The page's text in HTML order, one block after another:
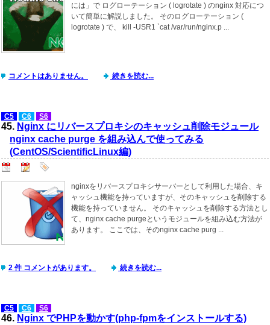
には」で ログローテーション ( logrotate ) のnginx 対応につ
いて簡単に解説しました。 そのログローテーション (
logrotate ) で、 kill -USR1 `cat /var/run/nginx.p ...
コメントはありません。 続きを読む...
C5 C6 S6
45. Nginx にリバースプロキシのキャッシュ削除モジュール
nginx cache purge を組み込んで使ってみる
(CentOS/ScientificLinux編)
nginxをリバースプロキシサーバーとして利用した場合、キ
ャッシュ機能を持っていますが、そのキャッシュを削除する
機能を持っていません。 そのキャッシュを削除する方法とし
て、nginx cache purgeというモジュールを組み込む方法が
あります。 ここでは、そのnginx cache purg ...
2 件 コメントがあります。 続きを読む...
C5 C6 S6
46. Nginx でPHPを動かす(php-fpmをインストールする)